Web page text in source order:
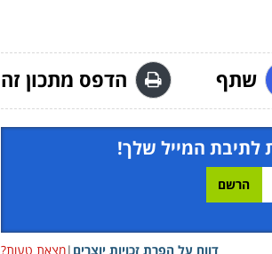
שתף הדפס מתכון זה
לתיבת המייל שלך!
מצאת טעות?| דווח על הפרת זכויות יוצרים